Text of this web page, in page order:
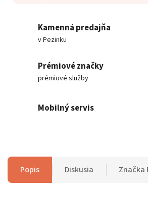
Kamenná predajňa
v Pezinku
Prémiové značky
prémiové služby
Mobilný servis
Popis Diskusia Značka